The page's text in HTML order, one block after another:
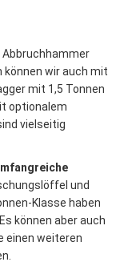
können wir auch mit
mit 1,5 Tonnen
optionalem
vielseitig
und
Klasse haben
können aber auch
einen weiteren